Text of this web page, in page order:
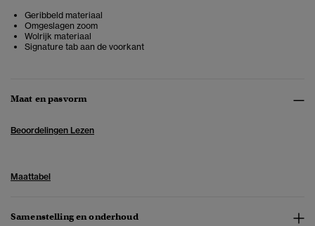
Geribbeld materiaal
Omgeslagen zoom
Wolrijk materiaal
Signature tab aan de voorkant
Maat en pasvorm
Beoordelingen Lezen
Maattabel
Samenstelling en onderhoud